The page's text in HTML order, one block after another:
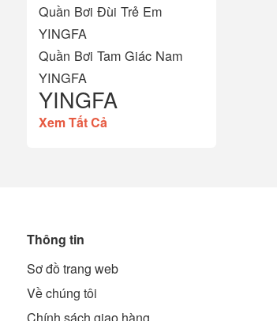
Quần Bơi Đùi Trẻ Em
YINGFA
Quần Bơi Tam Giác Nam
YINGFA
YINGFA
Xem Tất Cả
Thông tin
Sơ đồ trang web
Về chúng tôi
Chính sách giao hàng